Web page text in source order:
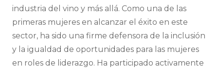
industria del vino y más allá. Como una de las
primeras mujeres en alcanzar el éxito en este
sector, ha sido una firme defensora de la inclusión
y la igualdad de oportunidades para las mujeres
en roles de liderazgo. Ha participado activamente